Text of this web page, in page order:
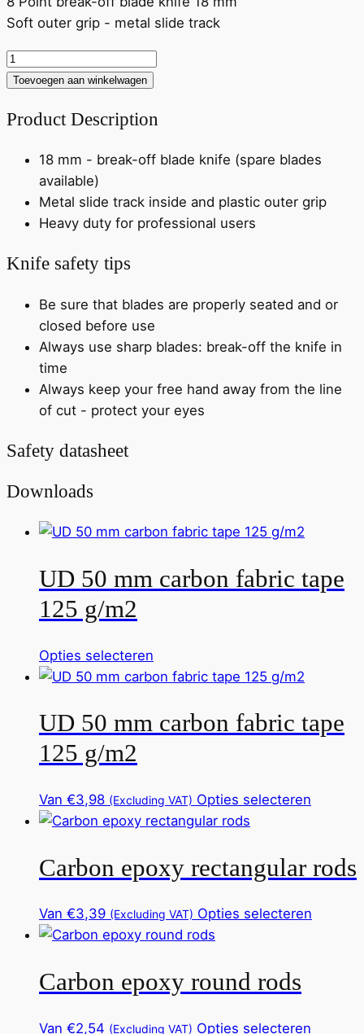
Soft outer grip - metal slide track
18
mm
off
knife
hoeveelheid
Toevoegen aan winkelwagen
Product Description
18 mm - break-off blade knife (spare blades
available)
Metal slide track inside and plastic outer grip
Heavy duty for professional users
Knife safety tips
Be sure that blades are properly seated and or
closed before use
Always use sharp blades: break-off the knife in
time
Always keep your free hand away from the line
of cut - protect your eyes
Safety datasheet
Downloads
UD 50 mm carbon fabric tape
125 g/m2
Opties selecteren
product
meerdere
variaties.
kan
gekozen
op
productpagina
UD 50 mm carbon fabric tape
125 g/m2
Van €3,98 (Excluding VAT) Opties selecteren
Carbon epoxy rectangular rods
Van €3,39 (Excluding VAT) Opties selecteren
Carbon epoxy round rods
Van €2,54 (Excluding VAT) Opties selecteren